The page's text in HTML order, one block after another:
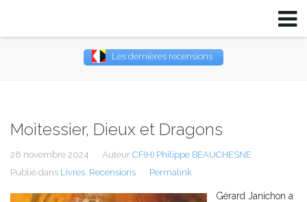
Les dernières recensions
Moitessier, Dieux et Dragons
28 novembre 2024 Auteur CF(H) Philippe BEAUCHESNE
Publié dans Livres Recensions Permalink
Gérard Janichon a